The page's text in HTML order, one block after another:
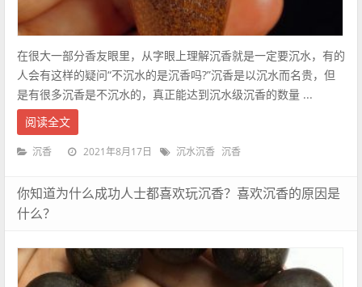
在很大一部分香友眼里，从字眼上理解沉香就是一定要沉水，有的
人会有这样的疑问“不沉水的是沉香吗?”沉香是以沉水而名贵，但
是有很多沉香是不沉水的，真正能达到沉水级沉香的数量 ...
阅读全文
沉香 2021年8月17日 沉水沉香 沉香
你知道为什么成功人士都喜欢玩沉香？喜欢沉香的原因是
什么？